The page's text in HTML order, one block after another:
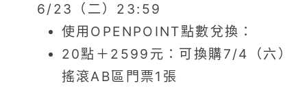
6/23（二）23:59
使用OPENPOINT點數兌換：
20點＋2599元：可換購7/4（六）
搖滾AB區門票1張